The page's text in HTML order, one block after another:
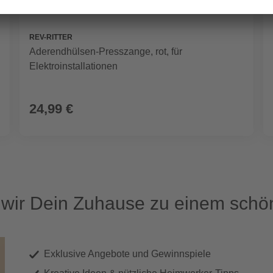
REV-RITTER
Aderendhülsen-Presszange, rot, für
Elektroinstallationen
24,99 €
Dein Zuhause zu einem
Exklusive Angebote und Gewinnspiele